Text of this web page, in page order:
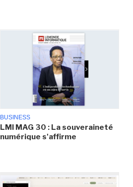
BUSINESS
LMI MAG 30 : La souveraineté
numérique s'affirme